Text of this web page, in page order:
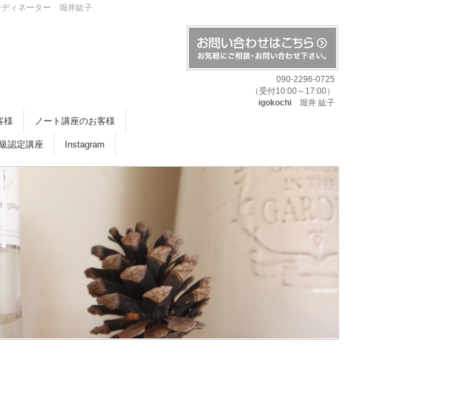
ディネーター 堀井紘子
090-2296-0725
（受付10:00～17:00）
igokochi 堀井 紘子
様 ノート講座のお客様
認定講座 Instagram